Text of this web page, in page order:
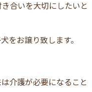
合いを大切にしたいと
をお譲り致します。
介護が必要になること